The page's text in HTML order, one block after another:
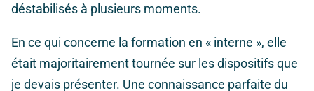
déstabilisés à plusieurs moments.
En ce qui concerne la formation en « interne », elle
était majoritairement tournée sur les dispositifs que
je devais présenter. Une connaissance parfaite du